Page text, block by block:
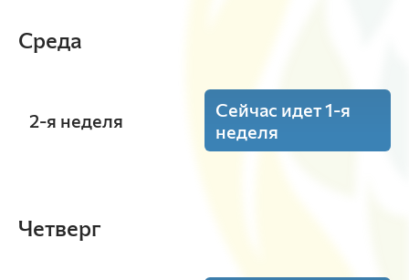
Среда
2-я неделя
Сейчас идет 1-я
неделя
Четверг